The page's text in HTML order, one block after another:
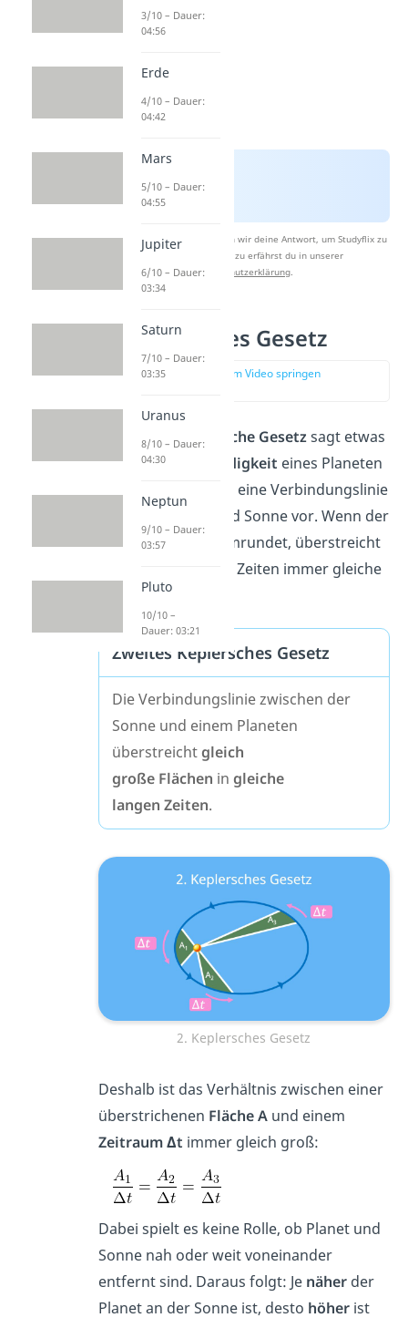
Nach Beantwortung speichern wir deine Antwort, um Studyflix zu
verbessern. Mehr dazu erfährst du in unserer
Datenschutzerklärung.
2. Keplersches Gesetz
zur Stelle im Video springen
zweite keplersche Gesetzsagt etwas
über dieGeschwindigkeit eines Planeten
aus. Stell dir hierfür eine Verbindungslinie
zwischen Planet und Sonne vor. Wenn der
Planet die Sonne umrundet, überstreicht
die Linie in gleichen Zeiten immer gleiche
Flächen.
Zweites Keplersches Gesetz
Die Verbindungslinie zwischen der
Sonne und einem Planeten
überstreichtgleich
großeFlächen in gleiche
langen Zeiten.
2. Keplersches Gesetz
Deshalb ist das Verhältnis zwischen einer
überstrichenen Fläche Aund einem
Zeitraum Δt immer gleich groß:
Dabei spielt es keine Rolle, ob Planet und
Sonne nah oder weit voneinander
entfernt sind. Daraus folgt: Je näherder
Planet an der Sonne ist, desto höherist
3/10 – Dauer:
04:56
Erde
4/10 – Dauer:
04:42
Mars
5/10 – Dauer:
04:55
Jupiter
6/10 – Dauer:
03:34
Saturn
7/10 – Dauer:
03:35
Uranus
8/10 – Dauer:
04:30
Neptun
9/10 – Dauer:
03:57
Pluto
10/10 –
Dauer: 03:21